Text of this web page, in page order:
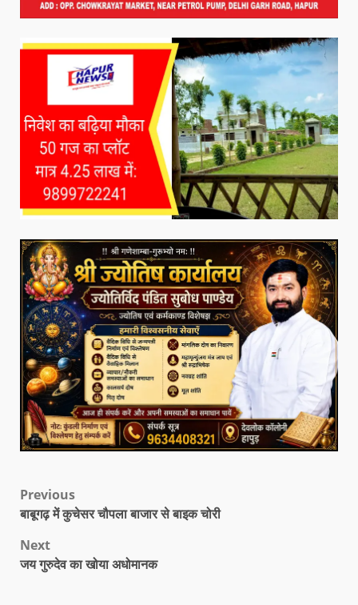
Previous
बाबूगढ़ में कुचेसर चौपला बाजार से बाइक चोरी
Next
जय गुरुदेव का खोया अधोमानक